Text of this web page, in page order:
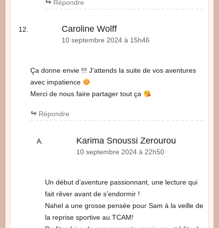
Répondre
Caroline Wolff
10 septembre 2024 à 15h46
Ça donne envie !!! J’attends la suite de vos aventures
avec impatience
Merci de nous faire partager tout ça
Répondre
Karima Snoussi Zerourou
10 septembre 2024 à 22h50
Un début d’aventure passionnant, une lecture qui
fait rêver avant de s’endormir !
Nahel a une grosse pensée pour Sam à la veille de
la reprise sportive au TCAM!